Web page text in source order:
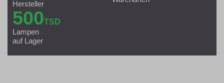
Hersteller
500TSD
Lampen
auf Lager